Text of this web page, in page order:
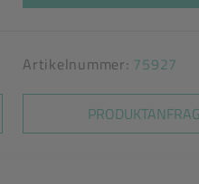
Artikelnummer: 75927